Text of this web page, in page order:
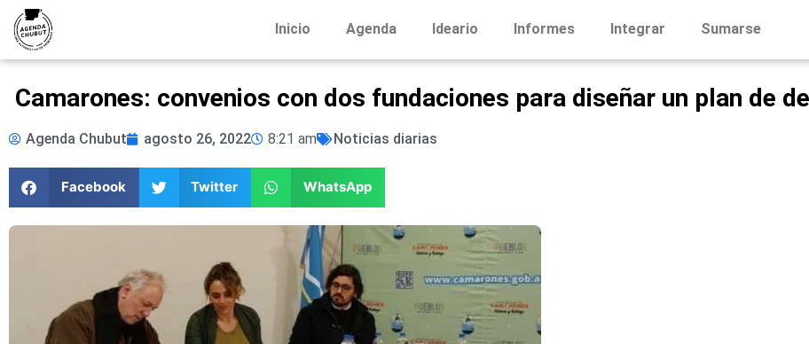
Inicio Agenda Ideario Informes Integrar Sumarse
Camarones: convenios con dos fundaciones para diseñar un plan de
Agenda Chubut agosto 26, 2022 8:21 am Noticias diarias
Facebook Twitter WhatsApp